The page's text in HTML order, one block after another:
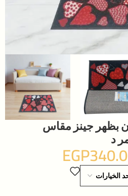
بظهر جينز مقاس
EGP